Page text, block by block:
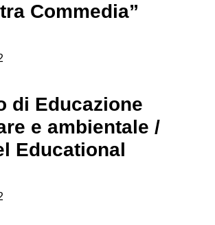
Commedia”
di Educazione
e ambientale /
Educational